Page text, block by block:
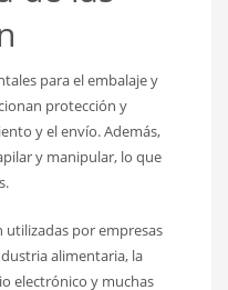
para el embalaje y
protección y
y el envío. Además,
y manipular, lo que
utilizadas por empresas
alimentaria, la
electrónico y muchas